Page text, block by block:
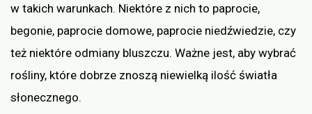
w takich warunkach. Niektóre z nich to paprocie,
begonie, paprocie domowe, paprocie niedźwiedzie, czy
też niektóre odmiany bluszczu. Ważne jest, aby wybrać
rośliny, które dobrze znoszą niewielką ilość światła
słonecznego.